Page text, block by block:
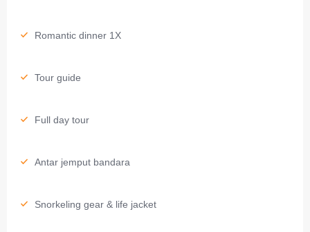
Romantic dinner 1X
Tour guide
Full day tour
Antar jemput bandara
Snorkeling gear & life jacket